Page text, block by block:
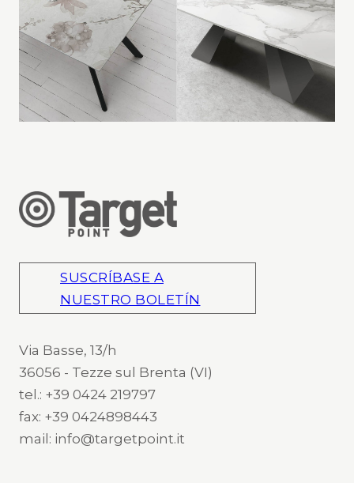
SUSCRÍBASE A
NUESTRO BOLETÍN
Via Basse, 13/h
36056 - Tezze sul Brenta (VI)
tel.: +39 0424 219797
fax: +39 0424898443
mail: info@targetpoint.it